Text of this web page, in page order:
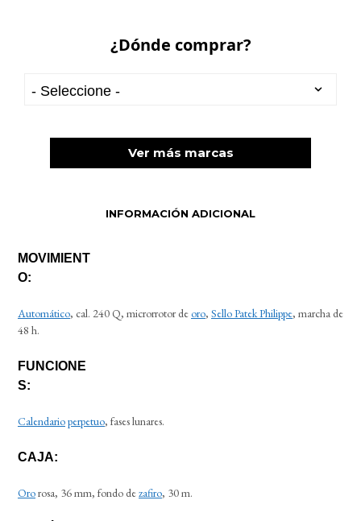
¿Dónde comprar?
Ver más marcas
INFORMACIÓN ADICIONAL
MOVIMIENT
O:
Automático, cal. 240 Q, microrrotor deoro, Sello Patek Philippe, marcha de
48 h.
FUNCIONE
S:
Calendarioperpetuo, fases lunares.
CAJA:
Ororosa, 36 mm, fondo dezafiro, 30 m.